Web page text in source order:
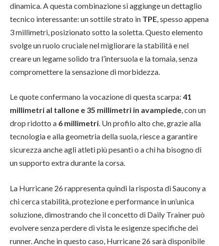
dinamica. A questa combinazione si aggiunge un dettaglio
tecnico interessante: un sottile strato in TPE , spesso appena
3 millimetri, posizionato sotto la soletta. Questo elemento
svolge un ruolo cruciale nel migliorare la stabilità e nel
creare un legame solido tra l’intersuola e la tomaia, senza
compromettere la sensazione di morbidezza.
Le quote confermano la vocazione di questa scarpa: 41
millimetri al tallone e 35 millimetri in avampiede, con un
drop ridotto a 6 millimetri. Un profilo alto che, grazie alla
tecnologia e alla geometria della suola, riesce a garantire
sicurezza anche agli atleti più pesanti o a chi ha bisogno di
un supporto extra durante la corsa.
La Hurricane 26 rappresenta quindi la risposta di Saucony a
chi cerca stabilità, protezione e performance in un’unica
soluzione, dimostrando che il concetto di Daily Trainer può
evolvere senza perdere di vista le esigenze specifiche dei
runner. Anche in questo caso, Hurricane 26 sarà disponibile